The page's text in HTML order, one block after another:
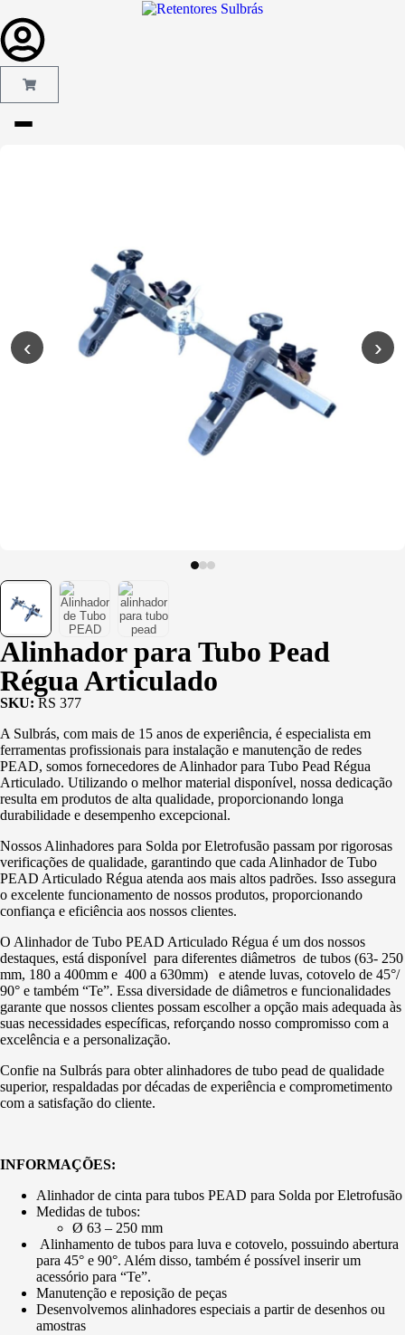
‹ ›
Alinhador para Tubo Pead
Régua Articulado
SKU: RS 377
A Sulbrás, com mais de 15 anos de experiência, é especialista em
ferramentas profissionais para instalação e manutenção de redes
PEAD, somos fornecedores de Alinhador para Tubo Pead Régua
Articulado. Utilizando o melhor material disponível, nossa dedicação
resulta em produtos de alta qualidade, proporcionando longa
durabilidade e desempenho excepcional.
Nossos Alinhadores para Solda por Eletrofusão passam por rigorosas
verificações de qualidade, garantindo que cada Alinhador de Tubo
PEAD Articulado Régua atenda aos mais altos padrões. Isso assegura
o excelente funcionamento de nossos produtos, proporcionando
confiança e eficiência aos nossos clientes.
O Alinhador de Tubo PEAD Articulado Régua é um dos nossos
destaques, está disponível para diferentes diâmetros de tubos (63- 250
mm, 180 a 400mm e 400 a 630mm) e atende luvas, cotovelo de 45°/
90° e também “Te”. Essa diversidade de diâmetros e funcionalidades
garante que nossos clientes possam escolher a opção mais adequada às
suas necessidades específicas, reforçando nosso compromisso com a
excelência e a personalização.
Confie na Sulbrás para obter alinhadores de tubo pead de qualidade
superior, respaldadas por décadas de experiência e comprometimento
com a satisfação do cliente.
INFORMAÇÕES:
Alinhador de cinta para tubos PEAD para Solda por Eletrofusão
Medidas de tubos:
Ø 63 – 250 mm
Alinhamento de tubos para luva e cotovelo, possuindo abertura
para 45° e 90°. Além disso, também é possível inserir um
acessório para “Te”.
Manutenção e reposição de peças
Desenvolvemos alinhadores especiais a partir de desenhos ou
amostras
Revestimento
Poliuretano
Serviço de
Usinagem